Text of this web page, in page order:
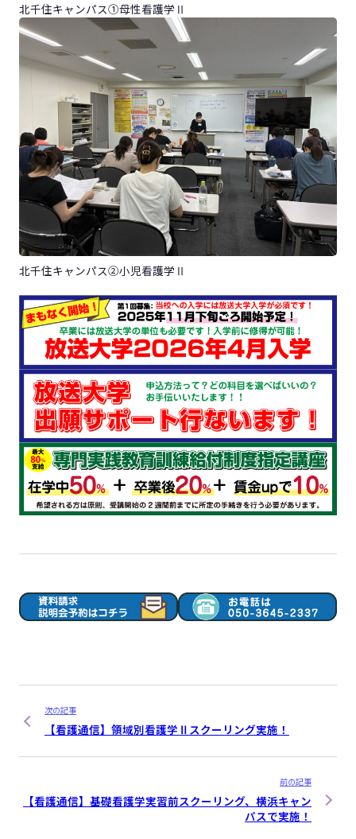
北千住キャンパス①母性看護学Ⅱ
北千住キャンパス②小児看護学Ⅱ
次の記事
【看護通信】領域別看護学Ⅱスクーリング実施！
前の記事
【看護通信】基礎看護学実習前スクーリング、横浜キャン
パスで実施！